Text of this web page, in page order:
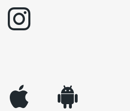
instagram
appleinc android